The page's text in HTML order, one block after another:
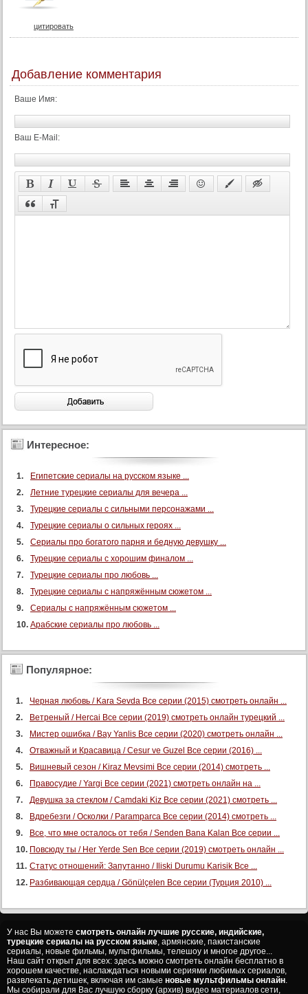
цитировать
Добавление комментария
Ваше Имя:
Ваш E-Mail:
Интересное:
Египетские сериалы на русском языке ...
Летние турецкие сериалы для вечера ...
Турецкие сериалы с сильными персонажами ...
Турецкие сериалы о сильных героях ...
Сериалы про богатого парня и бедную девушку ...
Турецкие сериалы с хорошим финалом ...
Турецкие сериалы про любовь ...
Турецкие сериалы с напряжённым сюжетом ...
Сериалы с напряжённым сюжетом ...
Арабские сериалы про любовь ...
Популярное:
Черная любовь / Kara Sevda Все серии (2015) смотреть онлайн ...
Ветреный / Hercai Все серии (2019) смотреть онлайн турецкий ...
Мистер ошибка / Bay Yanlis Все серии (2020) смотреть онлайн ...
Отважный и Красавица / Cesur ve Guzel Все серии (2016) ...
Вишневый сезон / Kiraz Mevsimi Все серии (2014) смотреть ...
Правосудие / Yargi Все серии (2021) смотреть онлайн на ...
Девушка за стеклом / Camdaki Kiz Все серии (2021) смотреть ...
Вдребезги / Осколки / Paramparca Все серии (2014) смотреть ...
Все, что мне осталось от тебя / Senden Bana Kalan Все серии ...
Повсюду ты / Her Yerde Sen Все серии (2019) смотреть онлайн ...
Статус отношений: Запутанно / Iliski Durumu Karisik Все ...
Разбивающая сердца / Gönülçelen Все серии (Турция 2010) ...
У нас Вы можете смотреть онлайн лучшие русские, индийские,
турецкие сериалы на русском языке, армянские, пакистанские
сериалы, новые фильмы, мультфильмы, телешоу и многое другое...
Наш сайт открыт для всех: здесь можно смотреть онлайн бесплатно в
хорошем качестве, наслаждаться новыми сериями любимых сериалов,
развлекать детишек, включая им самые новые мультфильмы онлайн.
Мы собирали для Вас лучшую сборку (архив) видео материалов сети,